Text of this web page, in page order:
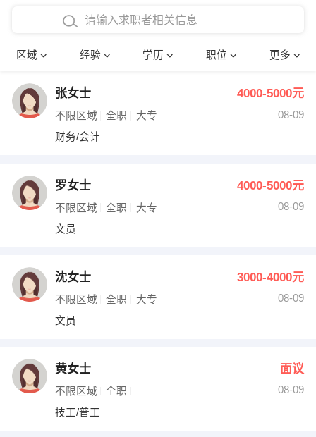
区域 经验 学历 职位 更多
在校学生工作经验
四年以上工作经验
五年以上工作经验
博士
文员 护士
财务会计
网络IT
收银员
水电/机修
编辑
确定
张女士 4000-5000元
不限区域 全职 大专
08-09
财务/会计
罗女士 4000-5000元
不限区域 全职 大专
08-09
文员
沈女士 3000-4000元
不限区域 全职 大专
08-09
文员
黄女士 面议
不限区域 全职
08-09
技工/普工